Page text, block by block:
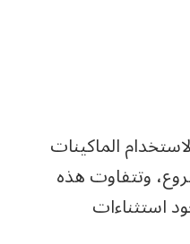
الماكينات
وتتفاوت هذه
استثناءات